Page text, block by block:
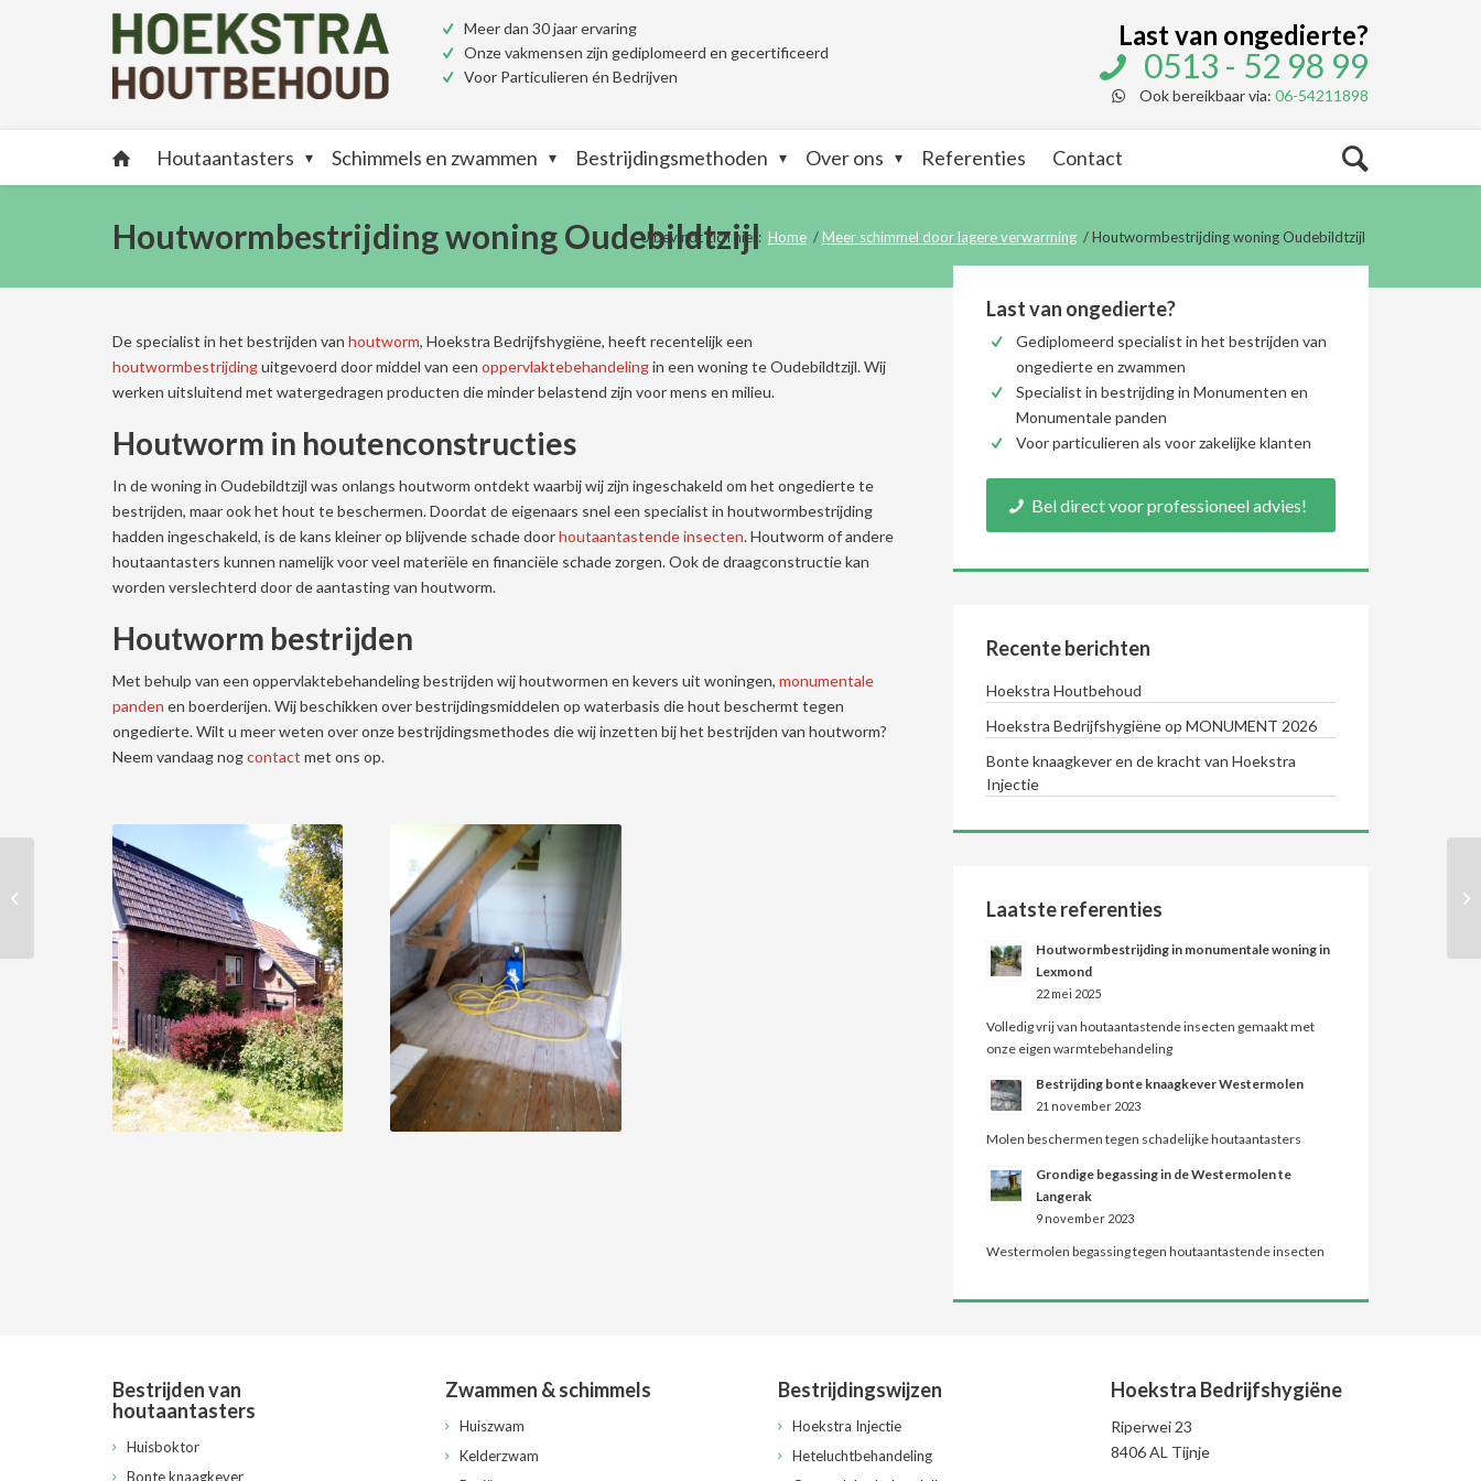
Meer dan 30 jaar ervaring
Onze vakmensen zijn gediplomeerd en gecertificeerd
Voor Particulieren én Bedrijven
Last van ongedierte?
0513 - 52 98 99
Ook bereikbaar via: 06-54211898
Houtaantasters Schimmels en zwammen Bestrijdingsmethoden Over ons Referenties Contact
Houtwormbestrijding woning Oudebildtzijl
U bevindt zich hier: Home /Meer schimmel door lagere verwarming /Houtwormbestrijding woning Oudebildtzijl
De specialist in het bestrijden van houtworm, Hoekstra Bedrijfshygiëne, heeft recentelijk een
houtwormbestrijdinguitgevoerd door middel van een oppervlaktebehandelingin een woning te Oudebildtzijl. Wij
werken uitsluitend met watergedragen producten die minder belastend zijn voor mens en milieu.
Houtworm in houtenconstructies
In de woning in Oudebildtzijl was onlangs houtworm ontdekt waarbij wij zijn ingeschakeld om het ongedierte te
bestrijden, maar ook het hout te beschermen. Doordat de eigenaars snel een specialist in houtwormbestrijding
hadden ingeschakeld, is de kans kleiner op blijvende schade doorhoutaantastende insecten. Houtworm of andere
houtaantasters kunnen namelijk voor veel materiële en financiële schade zorgen. Ook de draagconstructie kan
worden verslechterd door de aantasting van houtworm.
Houtworm bestrijden
Met behulp van een oppervlaktebehandeling bestrijden wij houtwormen en kevers uit woningen, monumentale
panden en boerderijen. Wij beschikken over bestrijdingsmiddelen op waterbasis die hout beschermt tegen
ongedierte. Wilt u meer weten over onze bestrijdingsmethodes die wij inzetten bij het bestrijden van houtworm?
Neem vandaag nogcontact met ons op.
Last van ongedierte?
Gediplomeerd specialist in het bestrijden van
ongedierte en zwammen
Specialist in bestrijding in Monumenten en
Monumentale panden
Voor particulieren als voor zakelijke klanten
Bel direct voor professioneel advies!
Recente berichten
Hoekstra Houtbehoud
Hoekstra Bedrijfshygiëne op MONUMENT 2026
Bonte knaagkever en de kracht van Hoekstra
Injectie
Laatste referenties
Houtwormbestrijding in monumentale woning in
Lexmond
22 mei 2025
Volledig vrij van houtaantastende insecten gemaakt met
onze eigen warmtebehandeling
Bestrijding bonte knaagkever Westermolen
21 november 2023
Molen beschermen tegen schadelijke houtaantasters
Grondige begassing in de Westermolen te
Langerak
9 november 2023
Westermolen begassing tegen houtaantastende insecten
Bestrijden van
houtaantasters
Huisboktor
Bonte knaagkever
Zwammen & schimmels
Huiszwam
Kelderzwam
Bestrijdingswijzen
Hoekstra Injectie
Heteluchtbehandeling
Hoekstra Bedrijfshygiëne
Riperwei 23
8406 AL Tijnje
Houtwormbestrijding in